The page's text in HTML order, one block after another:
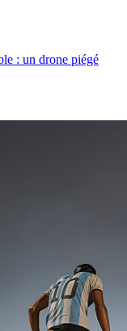
: un drone piégé